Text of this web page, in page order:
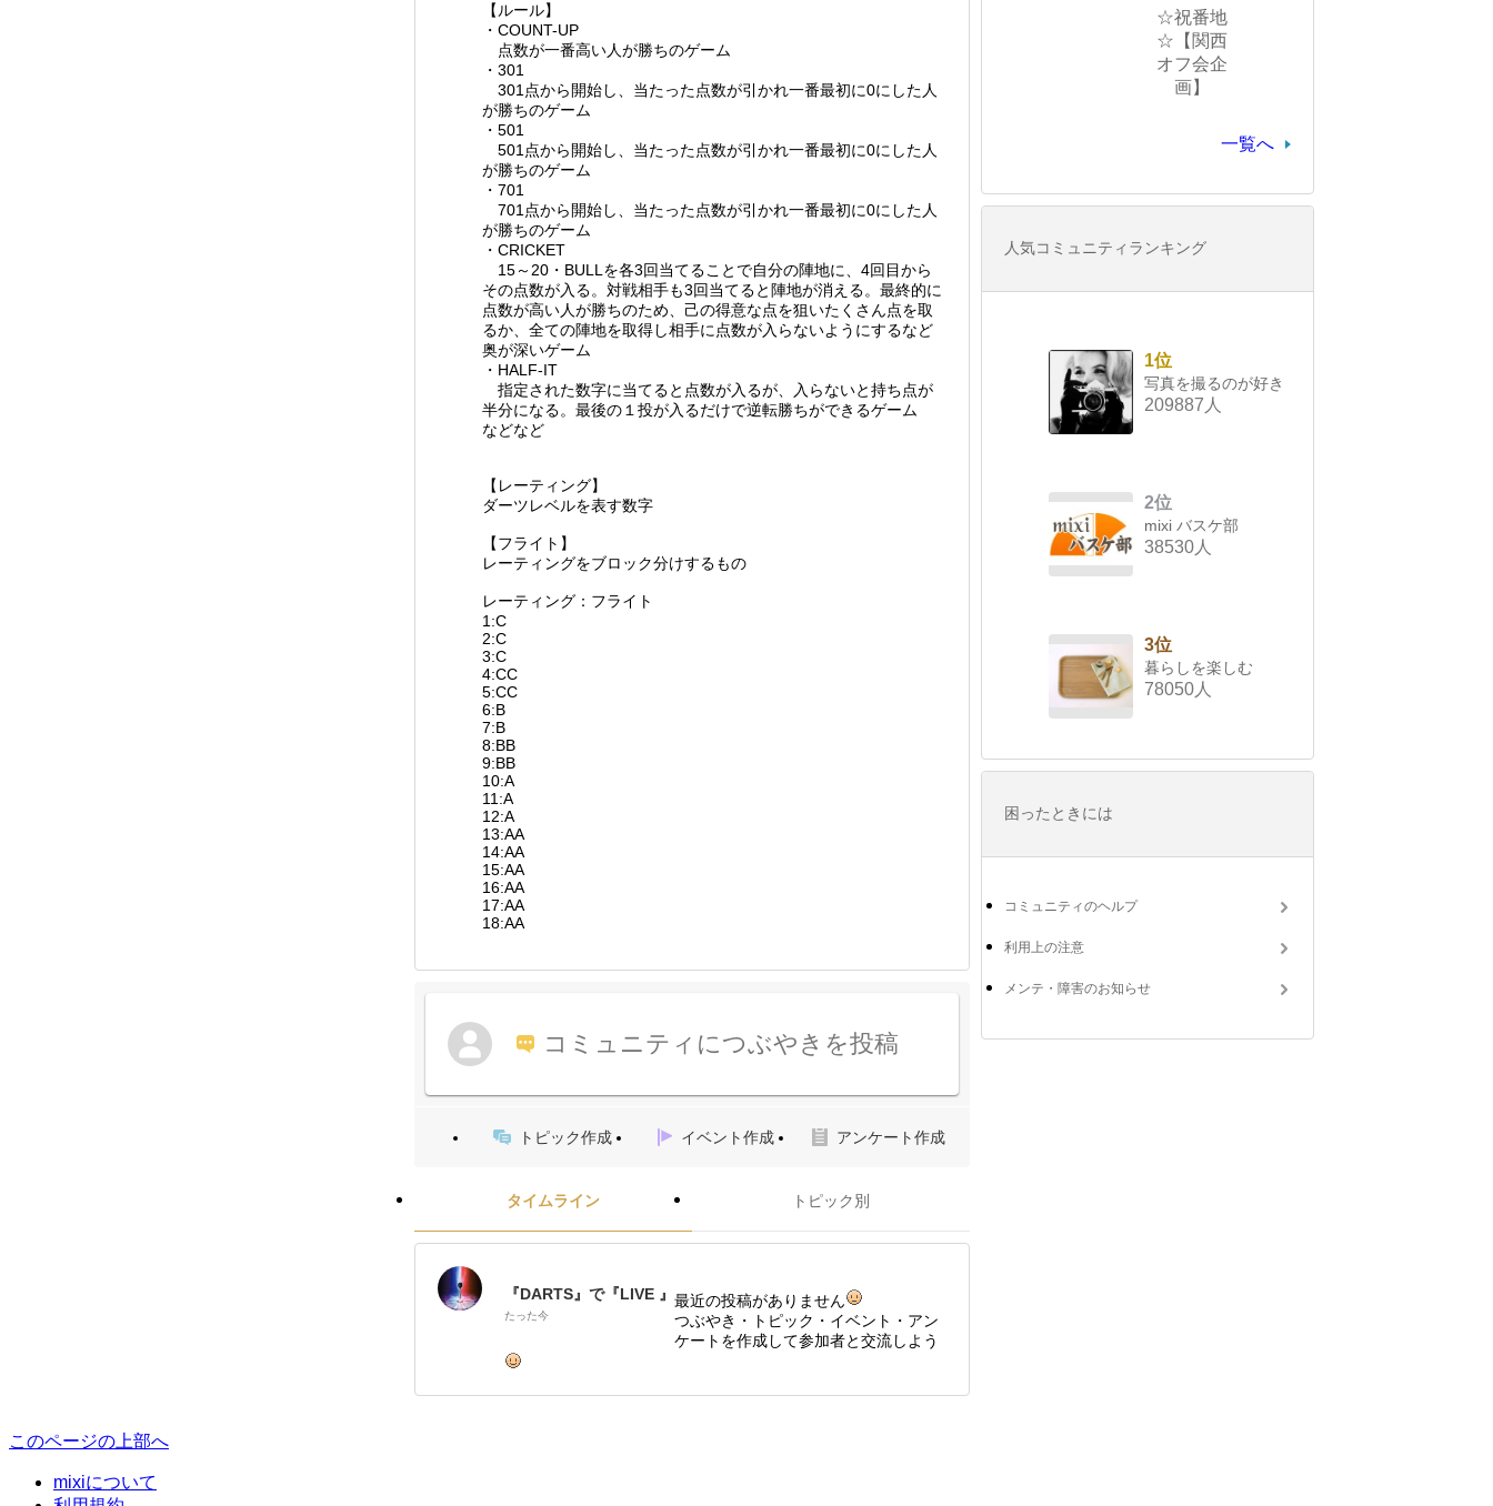
【ルール】
・COUNT-UP
点数が一番高い人が勝ちのゲーム
・301
301点から開始し、当たった点数が引かれ一番最初に0にした人
が勝ちのゲーム
・501
501点から開始し、当たった点数が引かれ一番最初に0にした人
が勝ちのゲーム
・701
701点から開始し、当たった点数が引かれ一番最初に0にした人
が勝ちのゲーム
・CRICKET
15～20・BULLを各3回当てることで自分の陣地に、4回目から
その点数が入る。対戦相手も3回当てると陣地が消える。最終的に
点数が高い人が勝ちのため、己の得意な点を狙いたくさん点を取
るか、全ての陣地を取得し相手に点数が入らないようにするなど
奥が深いゲーム
・HALF-IT
指定された数字に当てると点数が入るが、入らないと持ち点が
半分になる。最後の１投が入るだけで逆転勝ちができるゲーム
などなど
【レーティング】
ダーツレベルを表す数字
【フライト】
レーティングをブロック分けするもの
レーティング：フライト
1:C
2:C
3:C
4:CC
5:CC
6:B
7:B
8:BB
9:BB
10:A
11:A
12:A
13:AA
14:AA
15:AA
16:AA
17:AA
18:AA
コミュニティにつぶやきを投稿
トピック作成 イベント作成 アンケート作成
タイムライン トピック別
『DARTS』で『LIVE 』
たった今
最近の投稿がありません
つぶやき・トピック・イベント・アン
ケートを作成して参加者と交流しよう
☆祝番地
☆【関西
オフ会企
画】
一覧へ
人気コミュニティランキング
1位
写真を撮るのが好き
209887人
2位
mixi バスケ部
38530人
3位
暮らしを楽しむ
78050人
困ったときには
コミュニティのヘルプ
利用上の注意
メンテ・障害のお知らせ
このページの上部へ
mixiについて